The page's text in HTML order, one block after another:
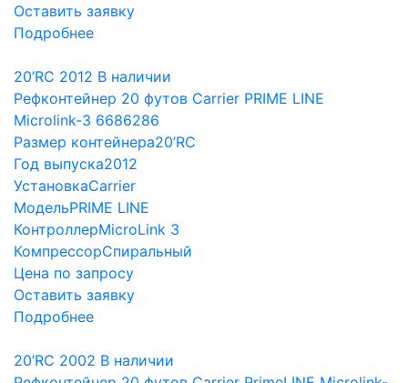
Оставить заявку
Подробнее
20’RC 2012 В наличии
Рефконтейнер 20 футов Carrier PRIME LINE
Microlink-3 6686286
Размер контейнера20’RC
Год выпуска2012
УстановкаCarrier
МодельPRIME LINE
КонтроллерMicroLink 3
КомпрессорСпиральный
Цена по запросу
Оставить заявку
Подробнее
20’RC 2002 В наличии